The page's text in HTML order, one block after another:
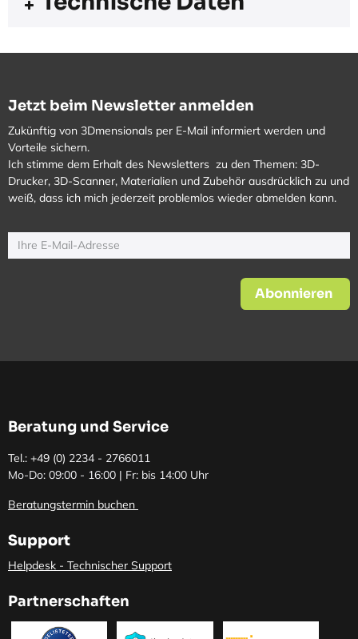
Jetzt beim Newsletter anmelden
Zukünftig von 3Dmensionals per E-Mail informiert werden und
Vorteile sichern.
Ich stimme dem Erhalt des Newsletters zu den Themen: 3D-
Drucker, 3D-Scanner, Materialien und Zubehör ausdrücklich zu und
weiß, dass ich mich jederzeit problemlos wieder abmelden kann.
Abonnieren
Beratung und Service
Tel.: +49 (0) 2234 - 2766011
Mo-Do: 09:00 - 16:00 | Fr: bis 14:00 Uhr
Beratungstermin buchen
Support
Helpdesk - Technischer Support
Partnerschaften